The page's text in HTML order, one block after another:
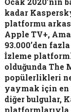
kadar
platformu
Apple TV+,
93.000’den
İzleme
olduğunda The
popülerlikleri
yaymak için en
diğer bulgular,
platformlarıyla